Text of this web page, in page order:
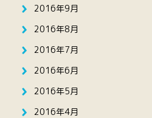
2016年9月
2016年8月
2016年7月
2016年6月
2016年5月
2016年4月